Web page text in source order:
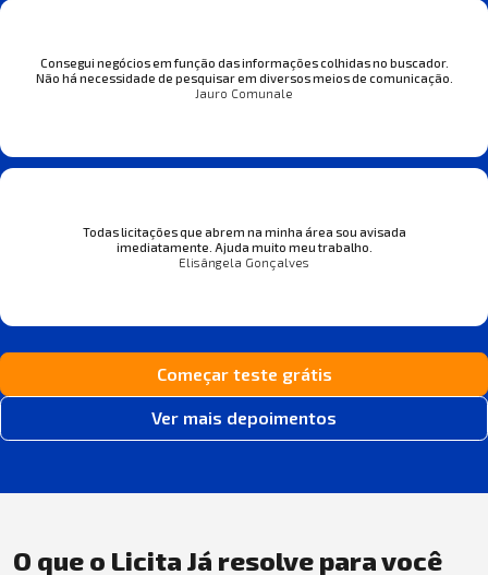
Consegui negócios em função das informações colhidas no buscador.
Não há necessidade de pesquisar em diversos meios de comunicação.
Jauro Comunale
Todas licitações que abrem na minha área sou avisada
imediatamente. Ajuda muito meu trabalho.
Elisângela Gonçalves
Começar teste grátis
Ver mais depoimentos
O que o Licita Já resolve para você